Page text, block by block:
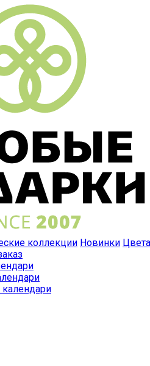
коллекции Новинки Цвета